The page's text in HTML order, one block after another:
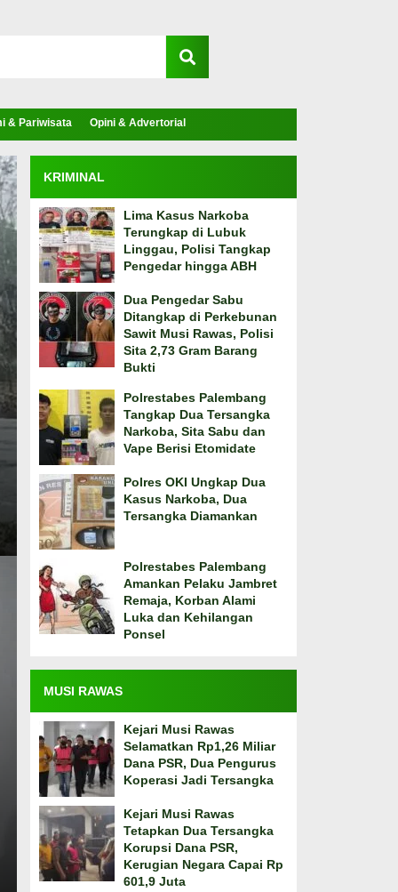
& Pariwisata Opini & Advertorial
KRIMINAL
Lima Kasus Narkoba
Terungkap di Lubuk
Linggau, Polisi Tangkap
Pengedar hingga ABH
Dua Pengedar Sabu
Ditangkap di Perkebunan
Sawit Musi Rawas, Polisi
Sita 2,73 Gram Barang
Bukti
Polrestabes Palembang
Tangkap Dua Tersangka
Narkoba, Sita Sabu dan
Vape Berisi Etomidate
Polres OKI Ungkap Dua
Kasus Narkoba, Dua
Tersangka Diamankan
Polrestabes Palembang
Amankan Pelaku Jambret
Remaja, Korban Alami
Luka dan Kehilangan
Ponsel
MUSI RAWAS
Kejari Musi Rawas
Selamatkan Rp1,26 Miliar
Dana PSR, Dua Pengurus
Koperasi Jadi Tersangka
Kejari Musi Rawas
Tetapkan Dua Tersangka
Korupsi Dana PSR,
Kerugian Negara Capai Rp
601,9 Juta